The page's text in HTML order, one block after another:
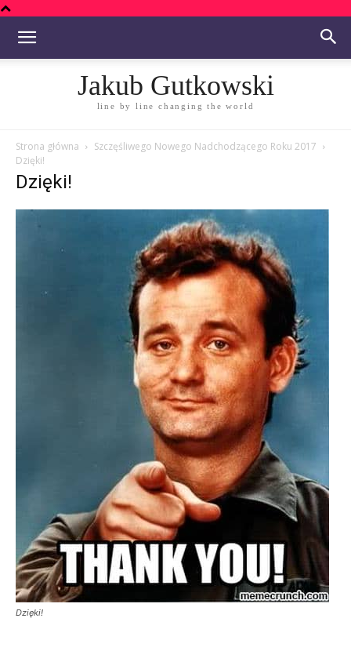
Jakub Gutkowski
line by line changing the world
Strona główna
Szczęśliwego Nowego Nadchodzącego Roku 2017
Dzięki!
Dzięki!
Dzięki!